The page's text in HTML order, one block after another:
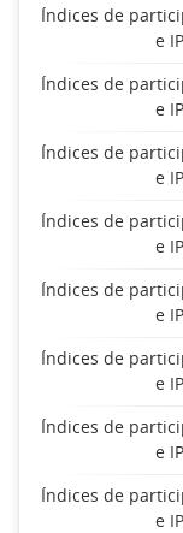
Índices de
e
Índices de
e
Índices de
e
Índices de
e
Índices de
e
Índices de
e
Índices de
e
Índices de
e